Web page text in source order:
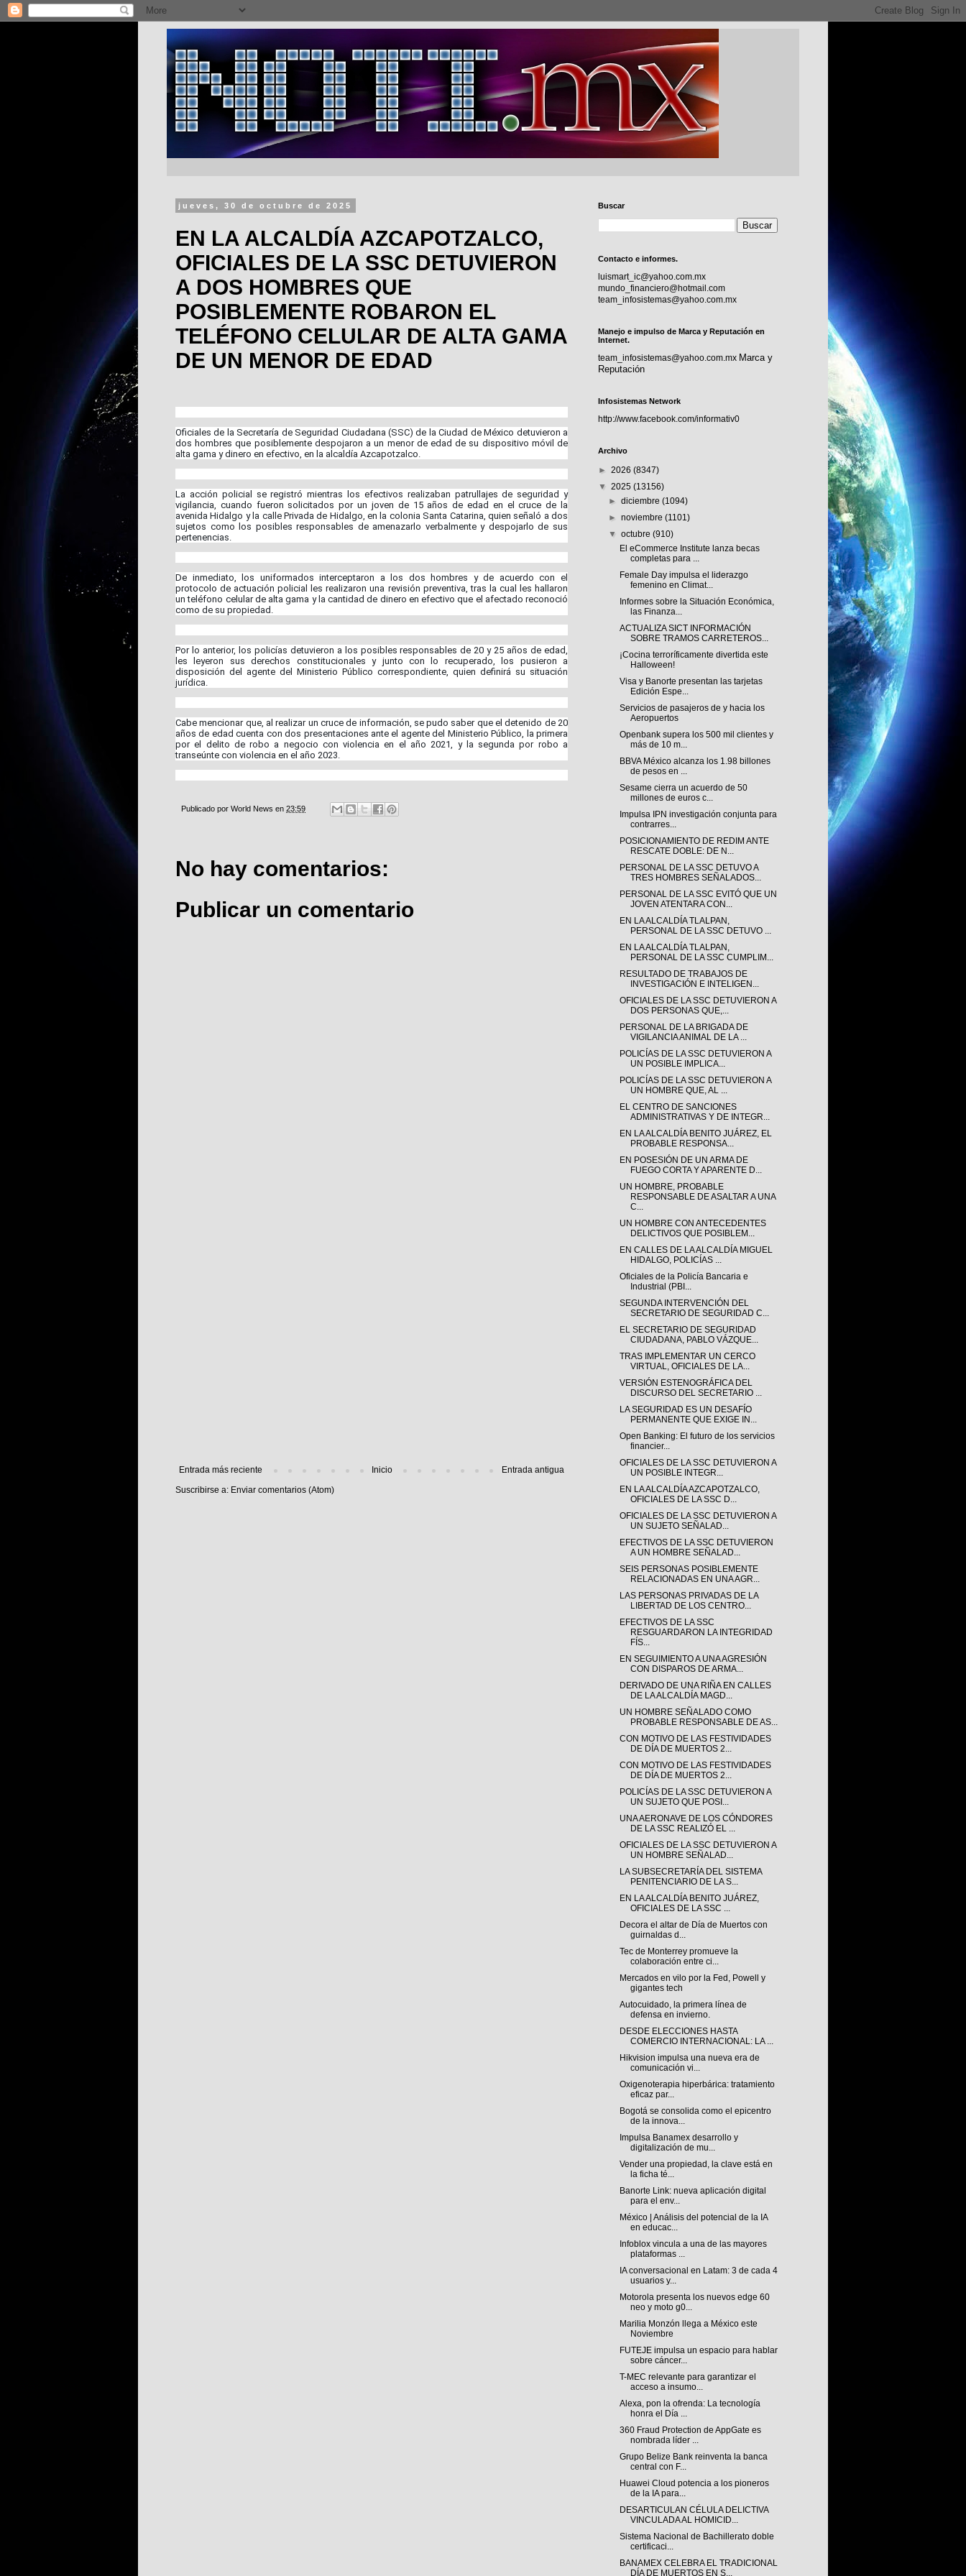
jueves, 30 de octubre de 2025
EN LA ALCALDÍA AZCAPOTZALCO,
OFICIALES DE LA SSC DETUVIERON
A DOS HOMBRES QUE
POSIBLEMENTE ROBARON EL
TELÉFONO CELULAR DE ALTA GAMA
DE UN MENOR DE EDAD
Oficiales de la Secretaría de Seguridad Ciudadana (SSC) de la Ciudad de México detuvieron a
dos hombres que posiblemente despojaron a un menor de edad de su dispositivo móvil de
alta gama y dinero en efectivo, en la alcaldía Azcapotzalco.
La acción policial se registró mientras los efectivos realizaban patrullajes de seguridad y
vigilancia, cuando fueron solicitados por un joven de 15 años de edad en el cruce de la
avenida Hidalgo y la calle Privada de Hidalgo, en la colonia Santa Catarina, quien señaló a dos
sujetos como los posibles responsables de amenazarlo verbalmente y despojarlo de sus
pertenencias.
De inmediato, los uniformados interceptaron a los dos hombres y de acuerdo con el
protocolo de actuación policial les realizaron una revisión preventiva, tras la cual les hallaron
un teléfono celular de alta gama y la cantidad de dinero en efectivo que el afectado reconoció
como de su propiedad.
Por lo anterior, los policías detuvieron a los posibles responsables de 20 y 25 años de edad,
les leyeron sus derechos constitucionales y junto con lo recuperado, los pusieron a
disposición del agente del Ministerio Público correspondiente, quien definirá su situación
jurídica.
Cabe mencionar que, al realizar un cruce de información, se pudo saber que el detenido de 20
años de edad cuenta con dos presentaciones ante el agente del Ministerio Público, la primera
por el delito de robo a negocio con violencia en el año 2021, y la segunda por robo a
transeúnte con violencia en el año 2023.
Publicado por World News en 23:59
No hay comentarios:
Publicar un comentario
Entrada más reciente Entrada antigua
Inicio
Suscribirse a: Enviar comentarios (Atom)
Buscar
Contacto e informes.
luismart_ic@yahoo.com.mx
mundo_financiero@hotmail.com
team_infosistemas@yahoo.com.mx
Manejo e impulso de Marca y Reputación en
Internet.
team_infosistemas@yahoo.com.mx Marca y
Reputación
Infosistemas Network
http://www.facebook.com/informativ0
Archivo
► 2026 (8347)
▼ 2025 (13156)
►diciembre(1094)
►noviembre(1101)
▼octubre(910)
El eCommerce Institute lanza becas
completas para ...
Female Day impulsa el liderazgo
femenino en Climat...
Informes sobre la Situación Económica,
las Finanza...
ACTUALIZA SICT INFORMACIÓN
SOBRE TRAMOS CARRETEROS...
¡Cocina terroríficamente divertida este
Halloween!
Visa y Banorte presentan las tarjetas
Edición Espe...
Servicios de pasajeros de y hacia los
Aeropuertos
Openbank supera los 500 mil clientes y
más de 10 m...
BBVA México alcanza los 1.98 billones
de pesos en ...
Sesame cierra un acuerdo de 50
millones de euros c...
Impulsa IPN investigación conjunta para
contrarres...
POSICIONAMIENTO DE REDIM ANTE
RESCATE DOBLE: DE N...
PERSONAL DE LA SSC DETUVO A
TRES HOMBRES SEÑALADOS...
PERSONAL DE LA SSC EVITÓ QUE UN
JOVEN ATENTARA CON...
EN LA ALCALDÍA TLALPAN,
PERSONAL DE LA SSC DETUVO ...
EN LA ALCALDÍA TLALPAN,
PERSONAL DE LA SSC CUMPLIM...
RESULTADO DE TRABAJOS DE
INVESTIGACIÓN E INTELIGEN...
OFICIALES DE LA SSC DETUVIERON A
DOS PERSONAS QUE,...
PERSONAL DE LA BRIGADA DE
VIGILANCIA ANIMAL DE LA ...
POLICÍAS DE LA SSC DETUVIERON A
UN POSIBLE IMPLICA...
POLICÍAS DE LA SSC DETUVIERON A
UN HOMBRE QUE, AL ...
EL CENTRO DE SANCIONES
ADMINISTRATIVAS Y DE INTEGR...
EN LA ALCALDÍA BENITO JUÁREZ, EL
PROBABLE RESPONSA...
EN POSESIÓN DE UN ARMA DE
FUEGO CORTA Y APARENTE D...
UN HOMBRE, PROBABLE
RESPONSABLE DE ASALTAR A UNA
C...
UN HOMBRE CON ANTECEDENTES
DELICTIVOS QUE POSIBLEM...
EN CALLES DE LA ALCALDÍA MIGUEL
HIDALGO, POLICÍAS ...
Oficiales de la Policía Bancaria e
Industrial (PBI...
SEGUNDA INTERVENCIÓN DEL
SECRETARIO DE SEGURIDAD C...
EL SECRETARIO DE SEGURIDAD
CIUDADANA, PABLO VÁZQUE...
TRAS IMPLEMENTAR UN CERCO
VIRTUAL, OFICIALES DE LA...
VERSIÓN ESTENOGRÁFICA DEL
DISCURSO DEL SECRETARIO ...
LA SEGURIDAD ES UN DESAFÍO
PERMANENTE QUE EXIGE IN...
Open Banking: El futuro de los servicios
financier...
OFICIALES DE LA SSC DETUVIERON A
UN POSIBLE INTEGR...
EN LA ALCALDÍA AZCAPOTZALCO,
OFICIALES DE LA SSC D...
OFICIALES DE LA SSC DETUVIERON A
UN SUJETO SEÑALAD...
EFECTIVOS DE LA SSC DETUVIERON
A UN HOMBRE SEÑALAD...
SEIS PERSONAS POSIBLEMENTE
RELACIONADAS EN UNA AGR...
LAS PERSONAS PRIVADAS DE LA
LIBERTAD DE LOS CENTRO...
EFECTIVOS DE LA SSC
RESGUARDARON LA INTEGRIDAD
FÍS...
EN SEGUIMIENTO A UNA AGRESIÓN
CON DISPAROS DE ARMA...
DERIVADO DE UNA RIÑA EN CALLES
DE LA ALCALDÍA MAGD...
UN HOMBRE SEÑALADO COMO
PROBABLE RESPONSABLE DE AS...
CON MOTIVO DE LAS FESTIVIDADES
DE DÍA DE MUERTOS 2...
CON MOTIVO DE LAS FESTIVIDADES
DE DÍA DE MUERTOS 2...
POLICÍAS DE LA SSC DETUVIERON A
UN SUJETO QUE POSI...
UNA AERONAVE DE LOS CÓNDORES
DE LA SSC REALIZÓ EL ...
OFICIALES DE LA SSC DETUVIERON A
UN HOMBRE SEÑALAD...
LA SUBSECRETARÍA DEL SISTEMA
PENITENCIARIO DE LA S...
EN LA ALCALDÍA BENITO JUÁREZ,
OFICIALES DE LA SSC ...
Decora el altar de Día de Muertos con
guirnaldas d...
Tec de Monterrey promueve la
colaboración entre ci...
Mercados en vilo por la Fed, Powell y
gigantes tech
Autocuidado, la primera línea de
defensa en invierno.
DESDE ELECCIONES HASTA
COMERCIO INTERNACIONAL: LA ...
Hikvision impulsa una nueva era de
comunicación vi...
Oxigenoterapia hiperbárica: tratamiento
eficaz par...
Bogotá se consolida como el epicentro
de la innova...
Impulsa Banamex desarrollo y
digitalización de mu...
Vender una propiedad, la clave está en
la ficha té...
Banorte Link: nueva aplicación digital
para el env...
México | Análisis del potencial de la IA
en educac...
Infoblox vincula a una de las mayores
plataformas ...
IA conversacional en Latam: 3 de cada 4
usuarios y...
Motorola presenta los nuevos edge 60
neo y moto g0...
Marilia Monzón llega a México este
Noviembre
FUTEJE impulsa un espacio para hablar
sobre cáncer...
T-MEC relevante para garantizar el
acceso a insumo...
Alexa, pon la ofrenda: La tecnología
honra el Día ...
360 Fraud Protection de AppGate es
nombrada líder ...
Grupo Belize Bank reinventa la banca
central con F...
Huawei Cloud potencia a los pioneros
de la IA para...
DESARTICULAN CÉLULA DELICTIVA
VINCULADA AL HOMICID...
Sistema Nacional de Bachillerato doble
certificaci...
BANAMEX CELEBRA EL TRADICIONAL
DÍA DE MUERTOS EN S...